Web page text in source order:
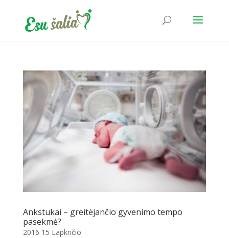
Ankstukai – greitėjančio gyvenimo tempo
pasekmė?
2016 15 Lapkričio